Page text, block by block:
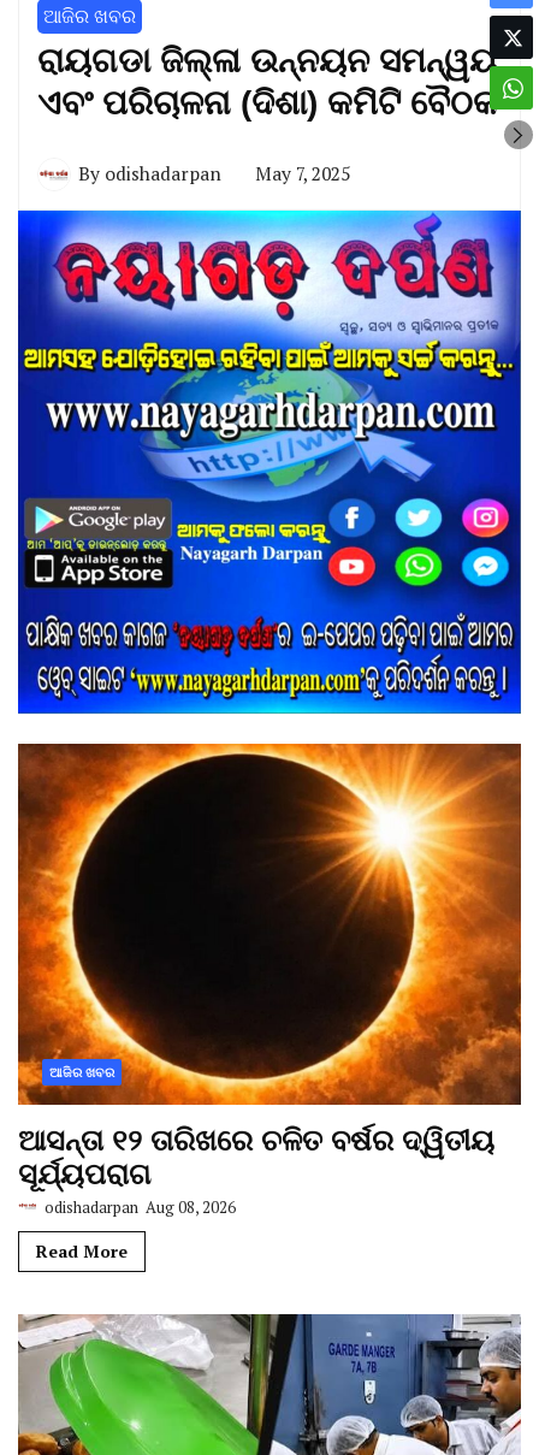
ଆଜିର ଖବର
ରାୟଗଡା ଜିଲ୍ଳା ଉନ୍ନୟନ ସମନ୍ୱୟ
ଏବଂ ପରିଚାଳନା (ଦିଶା) କମିଟି ବୈଠକ
By odishadarpan May 7, 2025
ଆଜିର ଖବର
ଆସନ୍ତା ୧୨ ତାରିଖରେ ଚଳିତ ବର୍ଷର ଦ୍ୱିତୀୟ
ସୂର୍ଯ୍ୟପରାଗ
odishadarpan Aug 08, 2026
Read More